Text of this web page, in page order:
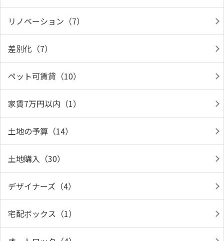
リノベーション（7）
差別化（7）
ペット可賃貸（10）
家賃7万円以内（1）
土地の予算（14）
土地購入（30）
デザイナーズ（4）
宅配ボックス（1）